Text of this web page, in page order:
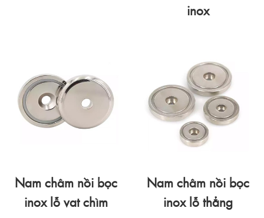
inox
Nam châm nồi bọc
inox lỗ vat chìm
Nam châm nồi bọc
inox lỗ thẳng